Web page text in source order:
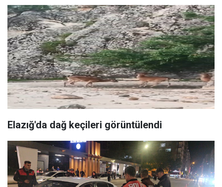
Elazığ'da dağ keçileri görüntülendi